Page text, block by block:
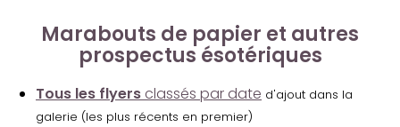
Marabouts de papier et autres
prospectus ésotériques
Tous les flyers classés par date d'ajout dans la
galerie (les plus récents en premier)